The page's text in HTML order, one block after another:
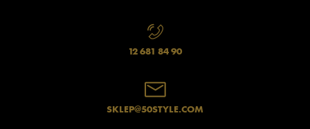
12 681 84 90
SKLEP@50STYLE.COM